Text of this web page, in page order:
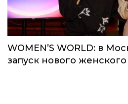
WOMEN’S WORLD: в
запуск нового женского